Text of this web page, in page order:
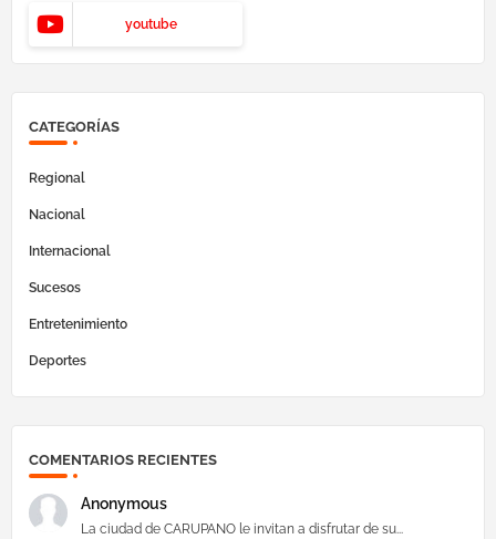
youtube
CATEGORÍAS
Regional
Nacional
Internacional
Sucesos
Entretenimiento
Deportes
COMENTARIOS RECIENTES
Anonymous
La ciudad de CARUPANO le invitan a disfrutar de su...